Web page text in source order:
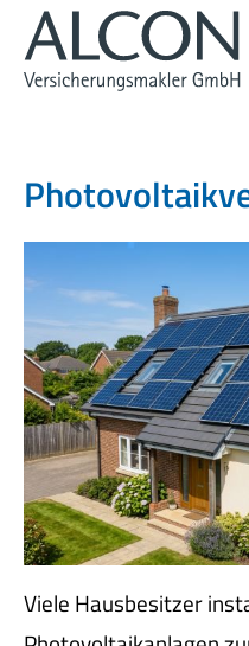
Viele Hausbesitzer